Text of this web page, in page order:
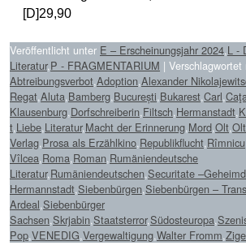
[D]29,90
Veröffentlicht unter E – Erscheinungsjahr 2024,L -
Literatur,P - FRAGMENTARIUM | Verschlagwortet
Abtreibungsverbot,Adoption,Alexander
Regat,Aluta,Bamberg,București,Bukarest,Carl,
Klausenburg,Dorfschreiberin,Filtsch,Hermanstadt,
t,Liebe,Literatur,Macht der Erinnerung,Mord,Olt,
Verlag,Prosa als Erzählkino,Republikflucht,Rîmnicu
Vîlcea,Roma,Roman,Rumäniendeutsche
Literatur,Rumäniendeutschen,Securitate
Hermannstadt,Siebenbürgen,Siebenbürgen –
Ardeal,Siebenbürger
Sachsen,Skrjabin,Staatsterror,Südosteuropa,
Pop,VENEDIG,Vergewaltigung,Walter Fromm,